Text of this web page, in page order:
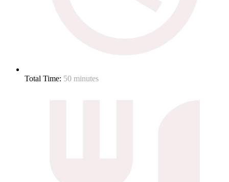
Total Time: 50 minutes